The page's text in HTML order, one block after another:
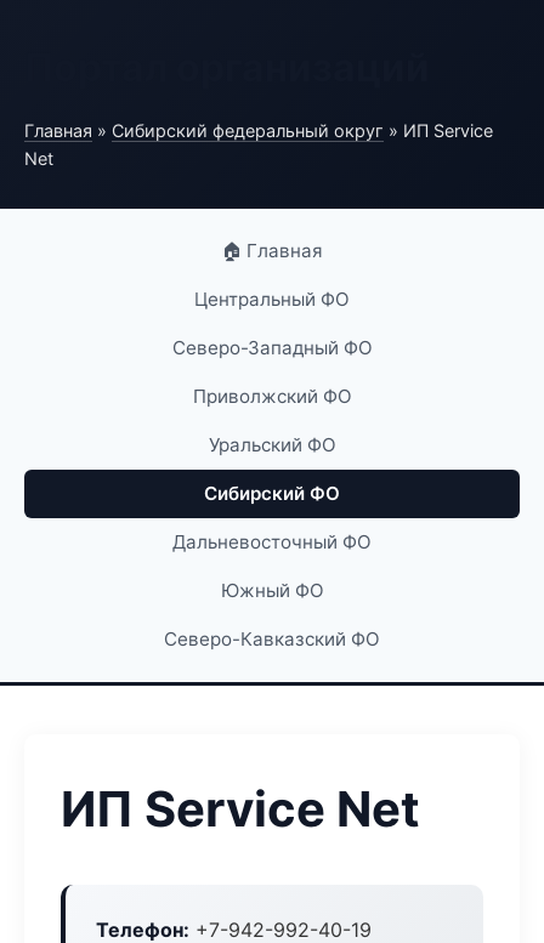
Главная » Сибирский федеральный округ » ИП Service
Net
🏠 Главная
Центральный ФО
Северо-Западный ФО
Приволжский ФО
Уральский ФО
Сибирский ФО
Дальневосточный ФО
Южный ФО
Северо-Кавказский ФО
ИП Service Net
Телефон: +7-942-992-40-19